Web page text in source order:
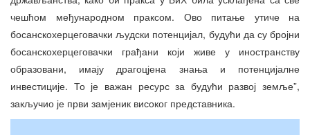
чешћом међународном праксом. Ово питање утиче на
босанскохерцеговачки људски потенцијал, будући да су бројни
босанскохерцеговачки грађани који живе у иностранству
образовани, имају драгоцјена знања и потенцијалне
инвестиције. То је важан ресурс за будући развој земље”,
закључио је први замјеник високог представника.